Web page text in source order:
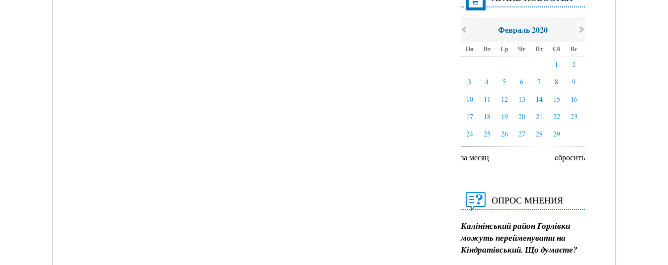
Февраль 2020
Пн Вт Ср Чт Пт Сб Вс
1
2
3
4 5 6 7 8
9
10
11 12 13 14 15
16
17
18 19 20 21 22
23
24
25 26 27 28 29
за месяц cбросить
ОПРОС МНЕНИЯ
Калінінський район Горлівки
можуть перейменувати на
Кіндратівський. Що думаєте?